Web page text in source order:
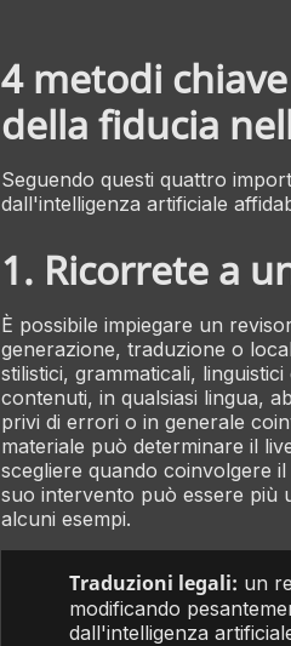
4 metodi
della fiducia
Seguendo questi quattro
dall'intelligenza artificiale
1. Ricorrete a
È possibile impiegare un
generazione, traduzione o
stilistici, grammaticali,
contenuti, in qualsiasi lingua,
privi di errori o in generale
materiale può determinare il
scegliere quando coinvolgere
suo intervento può essere più
alcuni esempi.
Traduzioni legali: un
modificando
dall'intelligenza